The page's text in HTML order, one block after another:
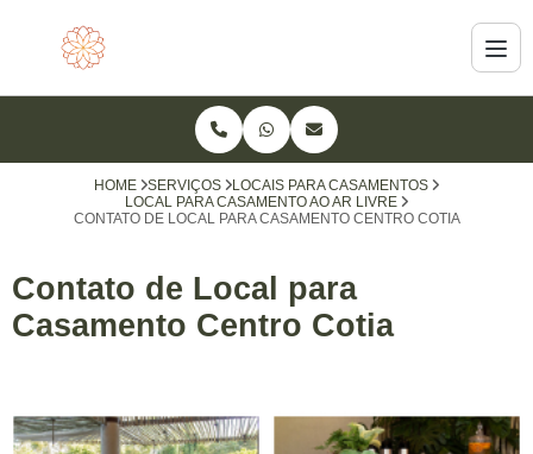
HOME SERVIÇOS
LOCAIS PARA CASAMENTOS
LOCAL PARA CASAMENTO AO AR LIVRE
CONTATO DE LOCAL PARA CASAMENTO CENTRO COTIA
Contato de Local para
Casamento Centro Cotia